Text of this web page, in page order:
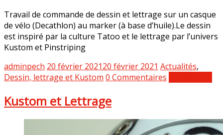
Travail de commande de dessin et lettrage sur un casque
de vélo (Decathlon) au marker (à base d’huile).Le dessin
est inspiré par la culture Tatoo et le lettrage par l’univers
Kustom et Pinstriping
adminpech 20 février 202120 février 2021 Actualités,
Dessin, lettrage et Kustom 0 Commentaires
Kustom et Lettrage